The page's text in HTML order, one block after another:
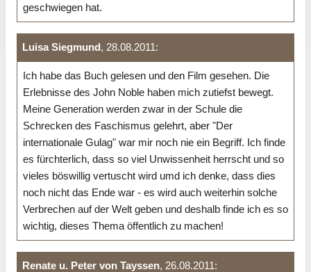
geschwiegen hat.
Luisa Siegmund, 28.08.2011:
Ich habe das Buch gelesen und den Film gesehen. Die
Erlebnisse des John Noble haben mich zutiefst bewegt.
Meine Generation werden zwar in der Schule die
Schrecken des Faschismus gelehrt, aber "Der
internationale Gulag" war mir noch nie ein Begriff. Ich finde
es fürchterlich, dass so viel Unwissenheit herrscht und so
vieles böswillig vertuscht wird umd ich denke, dass dies
noch nicht das Ende war - es wird auch weiterhin solche
Verbrechen auf der Welt geben und deshalb finde ich es so
wichtig, dieses Thema öffentlich zu machen!
Renate u. Peter von Tayssen, 26.08.2011: